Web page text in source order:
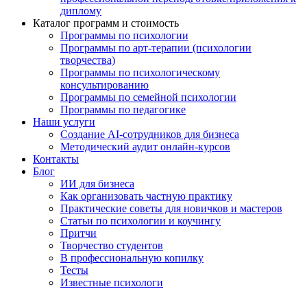
диплому
Каталог программ и стоимость
Программы по психологии
Программы по арт-терапии (психологии
творчества)
Программы по психологическому
консультированию
Программы по семейной психологии
Программы по педагогике
Наши услуги
Создание AI-сотрудников для бизнеса
Методический аудит онлайн-курсов
Контакты
Блог
ИИ для бизнеса
Как организовать частную практику
Практические советы для новичков и мастеров
Статьи по психологии и коучингу
Притчи
Творчество студентов
В профессиональную копилку
Тесты
Известные психологи